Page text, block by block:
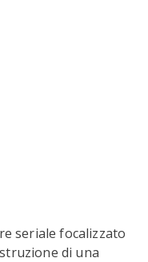
seriale focalizzato
di una